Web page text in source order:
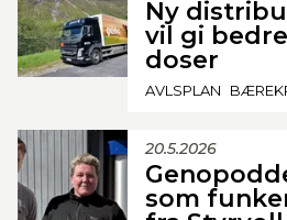
Ny
vil gi
doser
AVLSPLAN
20.5.2026
som